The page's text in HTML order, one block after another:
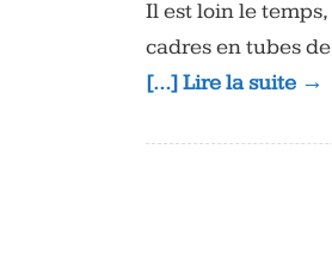
Il est loin le
cadres en tubes
[…] Lire la suite →